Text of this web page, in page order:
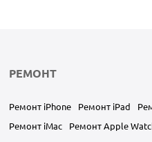
РЕМОНТ
Ремонт iPhone Ремонт iPad
Ремонт iMac
Ремонт Apple